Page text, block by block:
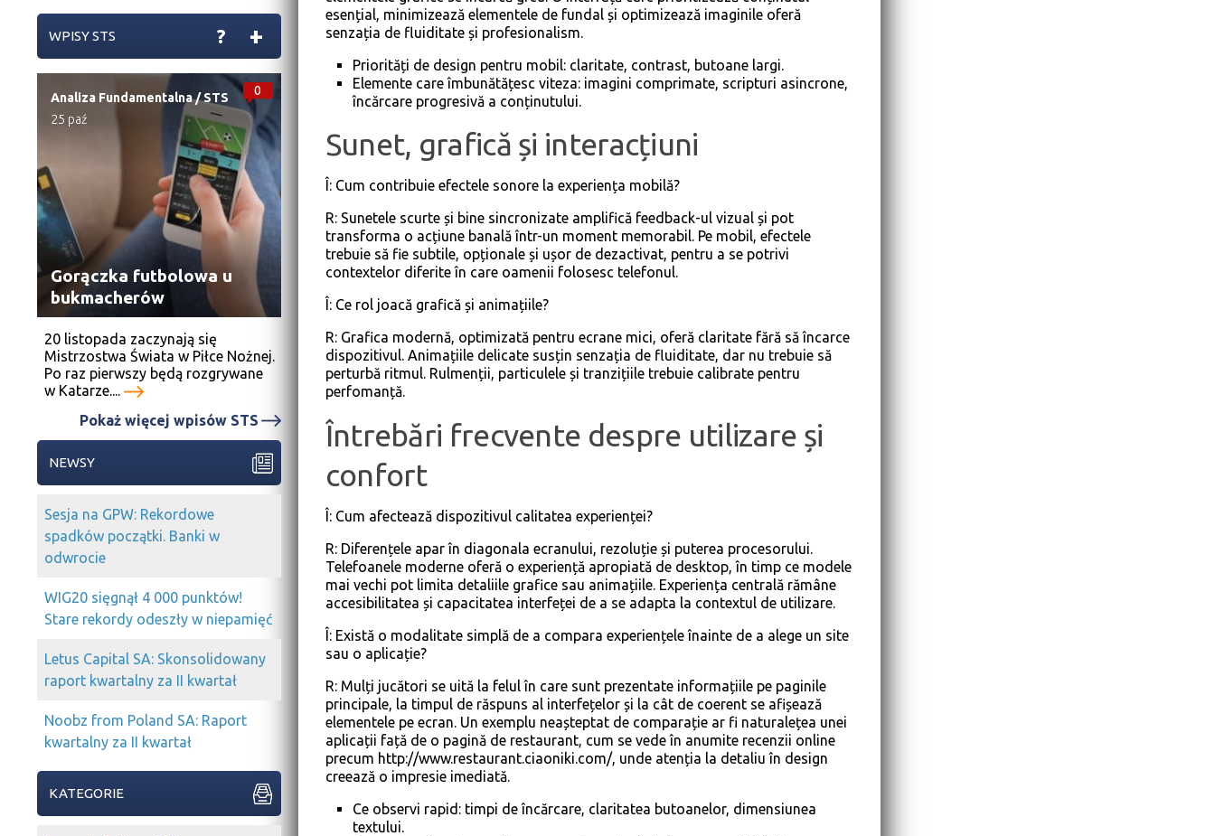
esențial, minimizează elementele de fundal și optimizează imaginile oferă
senzația de fluiditate și profesionalism.
Priorități de design pentru mobil: claritate, contrast, butoane largi.
Elemente care îmbunătățesc viteza: imagini comprimate, scripturi asincrone,
încărcare progresivă a conținutului.
Sunet, grafică și interacțiuni
Î: Cum contribuie efectele sonore la experiența mobilă?
R: Sunetele scurte și bine sincronizate amplifică feedback-ul vizual și pot
transforma o acțiune banală într-un moment memorabil. Pe mobil, efectele
trebuie să fie subtile, opționale și ușor de dezactivat, pentru a se potrivi
contextelor diferite în care oamenii folosesc telefonul.
Î: Ce rol joacă grafică și animațiile?
R: Grafica modernă, optimizată pentru ecrane mici, oferă claritate fără să încarce
dispozitivul. Animațiile delicate susțin senzația de fluiditate, dar nu trebuie să
perturbă ritmul. Rulmenții, particulele și tranzițiile trebuie calibrate pentru
perfomanță.
Întrebări frecvente despre utilizare și
confort
Î: Cum afectează dispozitivul calitatea experienței?
R: Diferențele apar în diagonala ecranului, rezoluție și puterea procesorului.
Telefoanele moderne oferă o experiență apropiată de desktop, în timp ce modele
mai vechi pot limita detaliile grafice sau animațiile. Experiența centrală rămâne
accesibilitatea și capacitatea interfeței de a se adapta la contextul de utilizare.
Î: Există o modalitate simplă de a compara experiențele înainte de a alege un site
sau o aplicație?
R: Mulți jucători se uită la felul în care sunt prezentate informațiile pe paginile
principale, la timpul de răspuns al interfețelor și la cât de coerent se afișează
elementele pe ecran. Un exemplu neașteptat de comparație ar fi naturalețea unei
aplicații față de o pagină de restaurant, cum se vede în anumite recenzii online
precum http://www.restaurant.ciaoniki.com/, unde atenția la detaliu în design
creează o impresie imediată.
Ce observi rapid: timpi de încărcare, claritatea butoanelor, dimensiunea
textului.
WPISY STS +
?
0
Analiza Fundamentalna/STS
25 paź
Gorączka futbolowa u
bukmacherów
20 listopada zaczynają się
Mistrzostwa Świata w Piłce Nożnej.
Po raz pierwszy będą rozgrywane
w Katarze....
Pokaż więcej wpisów STS
NEWSY
Sesja na GPW: Rekordowe
spadków początki. Banki w
odwrocie
WIG20 sięgnął 4 000 punktów!
Stare rekordy odeszły w niepamięć
Letus Capital SA: Skonsolidowany
raport kwartalny za II kwartał
Noobz from Poland SA: Raport
kwartalny za II kwartał
KATEGORIE